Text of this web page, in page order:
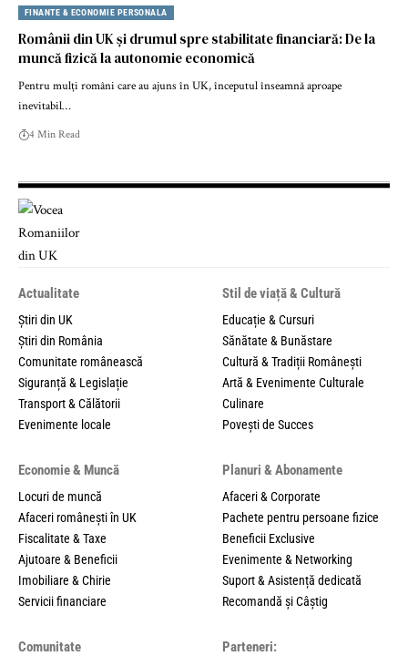
FINANTE & ECONOMIE PERSONALA
Românii din UK și drumul spre stabilitate financiară: De la
muncă fizică la autonomie economică
Pentru mulți români care au ajuns în UK, începutul înseamnă aproape
inevitabil…
4 Min Read
Actualitate
Știri din UK
Știri din România
Comunitate românească
Siguranță & Legislație
Transport & Călătorii
Evenimente locale
Stil de viață & Cultură
Educație & Cursuri
Sănătate & Bunăstare
Cultură & Tradiții Românești
Artă & Evenimente Culturale
Culinare
Povești de Succes
Economie & Muncă
Locuri de muncă
Afaceri românești în UK
Fiscalitate & Taxe
Ajutoare & Beneficii
Imobiliare & Chirie
Servicii financiare
Planuri & Abonamente
Afaceri & Corporate
Pachete pentru persoane fizice
Beneficii Exclusive
Evenimente & Networking
Suport & Asistență dedicată
Recomandă și Câștig
Comunitate Parteneri: